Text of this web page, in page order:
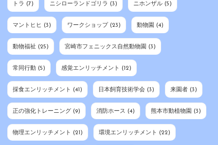
トラ (7) ニシローランドゴリラ (3) ニホンザル (5)
マントヒヒ (3) ワークショップ (23) 動物園 (4)
動物福祉 (25) 宮崎市フェニックス自然動物園 (3)
常同行動 (5) 感覚エンリッチメント (12)
採食エンリッチメント (41) 日本飼育技術学会 (3) 来園者 (3)
正の強化トレーニング (9) 消防ホース (4) 熊本市動植物園 (3)
物理エンリッチメント (21) 環境エンリッチメント (22)